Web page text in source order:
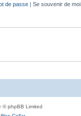
de passe | Se souvenir de moi
© phpBB Limited